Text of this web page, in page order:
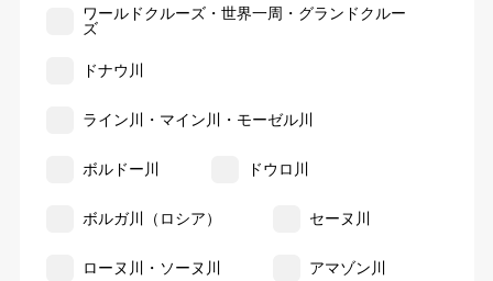
ワールドクルーズ・世界一周・グランドクルー
ズ
ドナウ川
ライン川・マイン川・モーゼル川
ボルドー川 ドウロ川
ボルガ川（ロシア） セーヌ川
ローヌ川・ソーヌ川 アマゾン川